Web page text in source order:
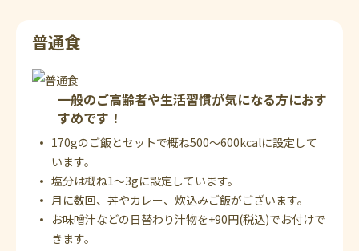
普通食
一般のご高齢者や生活習慣が気になる方におす
すめです！
170gのご飯とセットで概ね500～600kcalに設定して
います。
塩分は概ね1～3gに設定しています。
月に数回、丼やカレー、炊込みご飯がございます。
お味噌汁などの日替わり汁物を+90円(税込)でお付けで
きます。